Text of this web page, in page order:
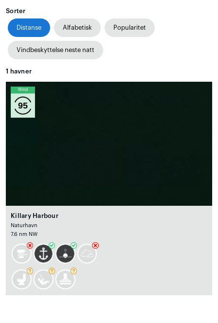
Sorter
Distanse Alfabetisk Popularitet
Vindbeskyttelse neste natt
1 havner
Wind
95
Killary Harbour
Naturhavn
7.6 nm NW